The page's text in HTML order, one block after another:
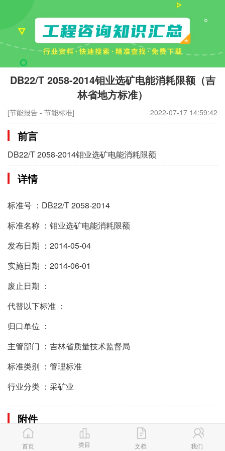
DB22/T 2058-2014钼业选矿电能消耗限额（吉
林省地方标准）
[节能报告 - 节能标准] 2022-07-17 14:59:42
前言
DB22/T 2058-2014钼业选矿电能消耗限额
详情
标准号 ：DB22/T 2058-2014
标准名称 ：钼业选矿电能消耗限额
发布日期 ：2014-05-04
实施日期 ：2014-06-01
废止日期 ：
代替以下标准 ：
归口单位 ：
主管部门 ：吉林省质量技术监督局
标准类别 ：管理标准
行业分类 ：采矿业
附件
DB22∕T 2058-2014钼业选矿电能消耗限额.pdf
首页 类目 文档 我们